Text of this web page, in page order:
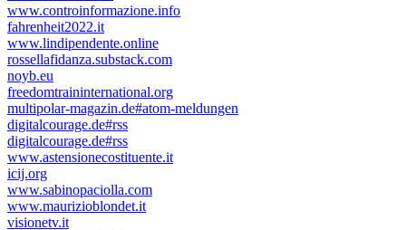
www.controinformazione.info
fahrenheit2022.it
www.lindipendente.online
rossellafidanza.substack.com
noyb.eu
freedomtraininternational.org
multipolar-magazin.de#atom-meldungen
digitalcourage.de#rss
digitalcourage.de#rss
www.astensionecostituente.it
icij.org
www.sabinopaciolla.com
www.maurizioblondet.it
visionetv.it